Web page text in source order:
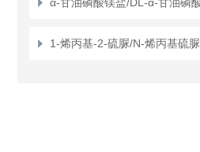
1-烯丙基-2-硫脲/N-烯丙基硫脲